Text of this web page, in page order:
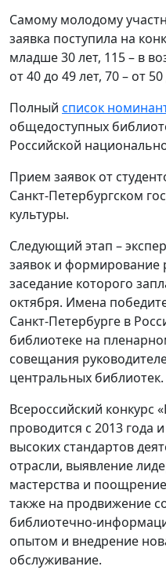
Самому молодому
заявка поступила на
младше 30 лет, 115 – в
от 40 до 49 лет, 70 – от
Полный список
общедоступных
Российской
Прием заявок от
Санкт-Петербургском
культуры.
Следующий этап –
заявок и
заседание которого
октября. Имена
Санкт-Петербурге в
библиотеке на
совещания
центральных библиотек.
Всероссийский конкурс
проводится с 2013 года
высоких стандартов
отрасли, выявление
мастерства и
также на продвижение
библиотечно-
опытом и внедрение
обслуживание.